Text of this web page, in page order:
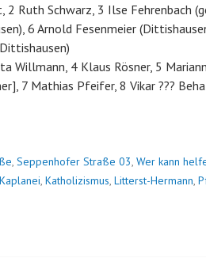
Ruth Schwarz, 3 Ilse Fehrenbach
6 Arnold Fesenmeier
Willmann, 4 Klaus Rösner, 5
7 Mathias Pfeifer, 8 Vikar ??? Beha
, Seppenhofer Straße 03, Wer kann
Kaplanei, Katholizismus, Litterst-Hermann,